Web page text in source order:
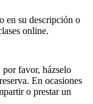
en su descripción o
online.
por favor, házselo
En ocasiones
o prestar un